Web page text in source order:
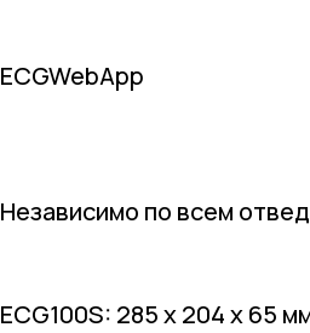
ECGWebApp
Независимо по всем
ECG100S: 285 х 204 х 65